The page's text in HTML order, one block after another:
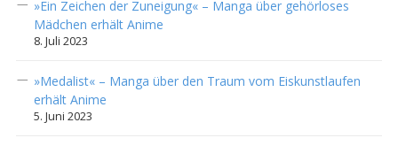
»Ein Zeichen der Zuneigung« – Manga über gehörloses
Mädchen erhält Anime
8. Juli 2023
»Medalist« – Manga über den Traum vom Eiskunstlaufen
erhält Anime
5. Juni 2023